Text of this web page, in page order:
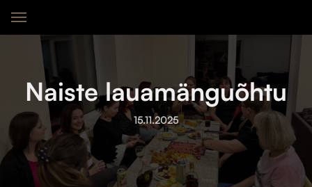
Naiste lauamänguõhtu
15.11.2025